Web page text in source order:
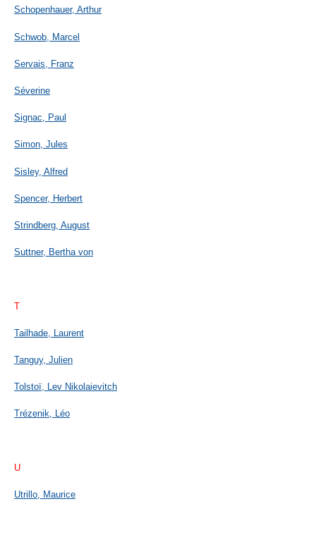
Schopenhauer, Arthur
Schwob, Marcel
Servais, Franz
Séverine
Signac, Paul
Simon, Jules
Sisley, Alfred
Spencer, Herbert
Strindberg, August
Suttner, Bertha von
T
Tailhade, Laurent
Tanguy, Julien
Tolstoï, Lev Nikolaievitch
Trézenik, Léo
U
Utrillo, Maurice